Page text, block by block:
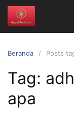
Langsung
konten
Beranda Posts
Tag:
apa